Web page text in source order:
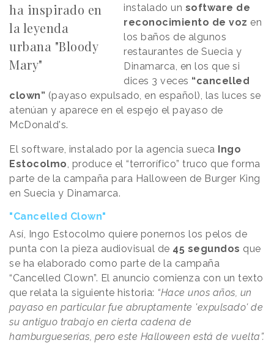
ha inspirado en
la leyenda
urbana "Bloody
Mary"
instalado un software de
reconocimiento de voz en
los baños de algunos
restaurantes de Suecia y
Dinamarca, en los que si
dices 3 veces “cancelled
clown” (payaso expulsado, en español), las luces se
atenúan y aparece en el espejo el payaso de
McDonald's.
El software, instalado por la agencia sueca Ingo
Estocolmo, produce el “terrorífico” truco que forma
parte de la campaña para Halloween de Burger King
en Suecia y Dinamarca.
"Cancelled Clown"
Así, Ingo Estocolmo quiere ponernos los pelos de
punta con la pieza audiovisual de 45 segundos que
se ha elaborado como parte de la campaña
“Cancelled Clown”. El anuncio comienza con un texto
que relata la siguiente historia: “Hace unos años, un
payaso en particular fue abruptamente 'expulsado' de
su antiguo trabajo en cierta cadena de
hamburgueserías, pero este Halloween está de vuelta”.